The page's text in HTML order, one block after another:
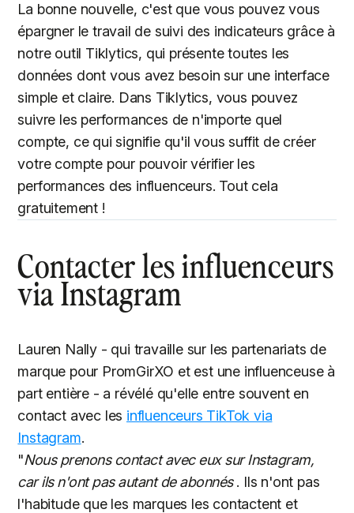
La bonne nouvelle, c'est que vous pouvez vous
épargner le travail de suivi des indicateurs grâce à
notre outil Tiklytics, qui présente toutes les
données dont vous avez besoin sur une interface
simple et claire. Dans Tiklytics, vous pouvez
suivre les performances de n'importe quel
compte, ce qui signifie qu'il vous suffit de créer
votre compte pour pouvoir vérifier les
performances des influenceurs. Tout cela
gratuitement !
Contacter les influenceurs
via Instagram
Lauren Nally - qui travaille sur les partenariats de
marque pour PromGirXO et est une influenceuse à
part entière - a révélé qu'elle entre souvent en
contact avec les influenceurs TikTok via
Instagram.
"Nous prenons contact avec eux sur Instagram,
car ils n'ont pas autant de abonnés. Ils n'ont pas
l'habitude que les marques les contactent et